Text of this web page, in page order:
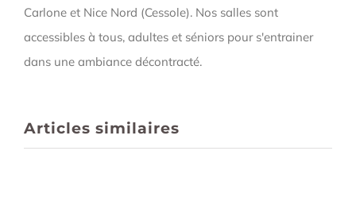
Carlone et Nice Nord (Cessole). Nos salles sont
accessibles à tous, adultes et séniors pour s'entrainer
dans une ambiance décontracté.
Articles similaires